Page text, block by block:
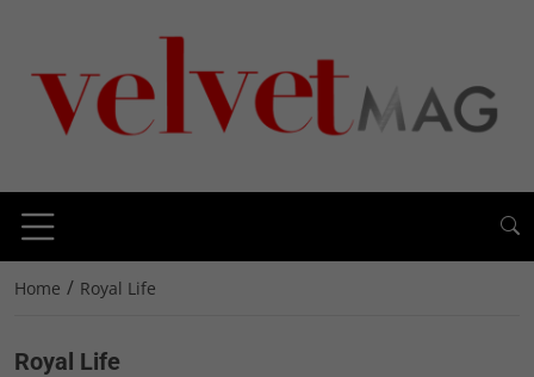
Home / Royal Life
Royal Life